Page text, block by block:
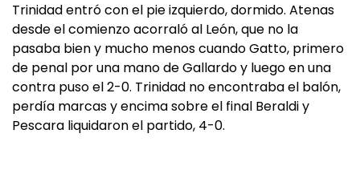
Trinidad entró con el pie izquierdo, dormido. Atenas
desde el comienzo acorraló al León, que no la
pasaba bien y mucho menos cuando Gatto, primero
de penal por una mano de Gallardo y luego en una
contra puso el 2-0. Trinidad no encontraba el balón,
perdía marcas y encima sobre el final Beraldi y
Pescara liquidaron el partido, 4-0.